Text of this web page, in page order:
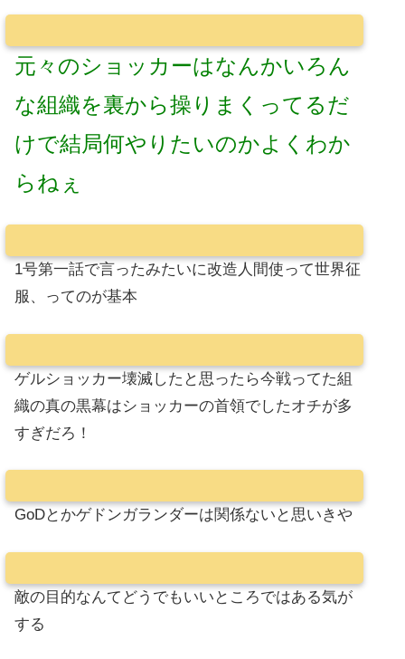
元々のショッカーはなんかいろん
な組織を裏から操りまくってるだ
けで結局何やりたいのかよくわか
らねぇ
1号第一話で言ったみたいに改造人間使って世界征
服、ってのが基本
ゲルショッカー壊滅したと思ったら今戦ってた組
織の真の黒幕はショッカーの首領でしたオチが多
すぎだろ！
GoDとかゲドンガランダーは関係ないと思いきや
敵の目的なんてどうでもいいところではある気が
する